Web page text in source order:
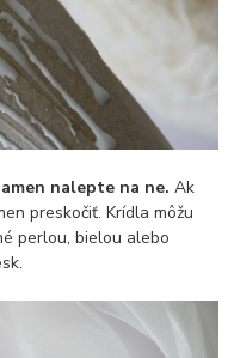
nalepte na ne.Ak
preskočiť. Krídla môžu
perlou, bielou alebo